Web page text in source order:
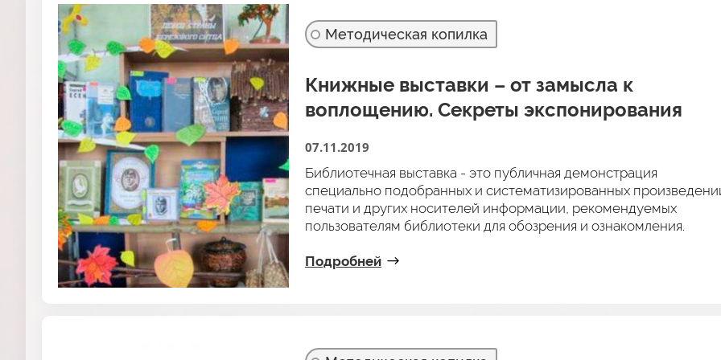
Методическая копилка
Книжные выставки – от замысла к
воплощению. Секреты экспонирования
07.11.2019
Библиотечная выставка - это публичная демонстрация
специально подобранных и систематизированных
печати и других носителей информации, рекомендуемых
пользователям библиотеки для обозрения и ознакомления.
Подробней